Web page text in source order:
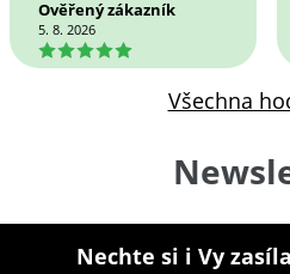
Ověřený zákazník
5. 8. 2026
5
Všechna
Nechte si i Vy